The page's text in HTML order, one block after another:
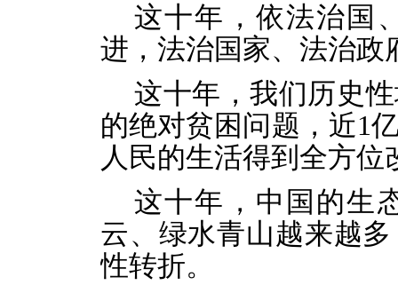
这十年，依法治国
进，法治国家、法治政
这十年，我们历史
的绝对贫困问题，近1
人民的生活得到全方位
这十年，中国的生
云、绿水青山越来越
性转折。